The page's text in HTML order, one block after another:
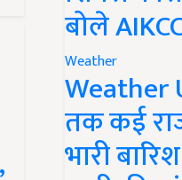
बोले
Weather
Weather
तक कई
भारी